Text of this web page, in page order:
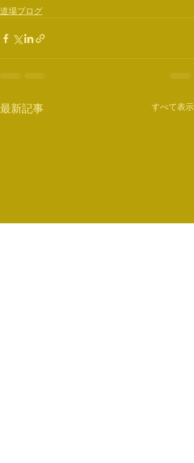
道場ブログ
最新記事 すべて表示